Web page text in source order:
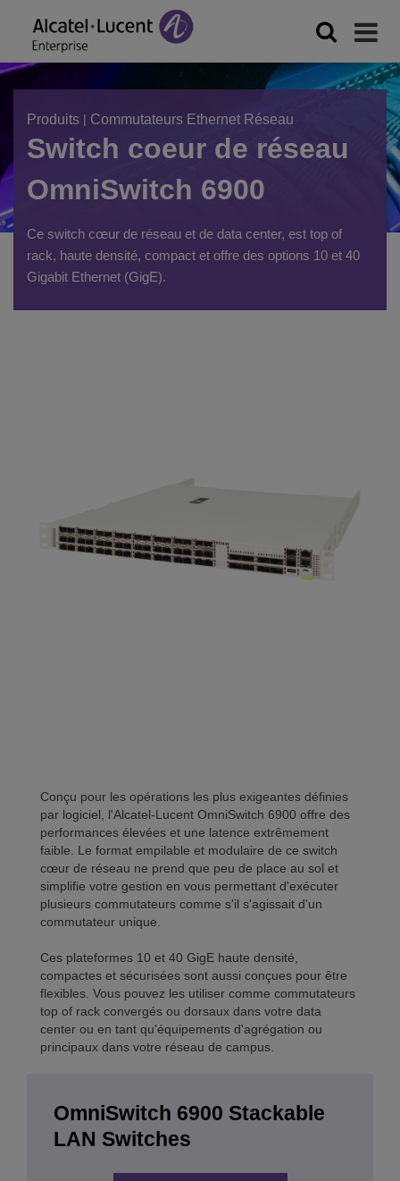
Produits | Commutateurs Ethernet Réseau
Switch coeur de réseau
OmniSwitch 6900
Ce switch cœur de réseau et de data center, est top of
rack, haute densité, compact et offre des options 10 et 40
Gigabit Ethernet (GigE).
Conçu pour les opérations les plus exigeantes définies
par logiciel, l'Alcatel-Lucent OmniSwitch 6900 offre des
performances élevées et une latence extrêmement
faible. Le format empilable et modulaire de ce switch
cœur de réseau ne prend que peu de place au sol et
simplifie votre gestion en vous permettant d'exécuter
plusieurs commutateurs comme s'il s'agissait d'un
commutateur unique.
Ces plateformes 10 et 40 GigE haute densité,
compactes et sécurisées sont aussi conçues pour être
flexibles. Vous pouvez les utiliser comme commutateurs
top of rack convergés ou dorsaux dans votre data
center ou en tant qu'équipements d'agrégation ou
principaux dans votre réseau de campus.
OmniSwitch 6900 Stackable
LAN Switches